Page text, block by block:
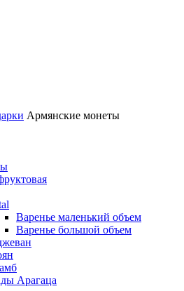
Армянские монеты
Варенье маленький объем
Варенье большой объем
Арагаца